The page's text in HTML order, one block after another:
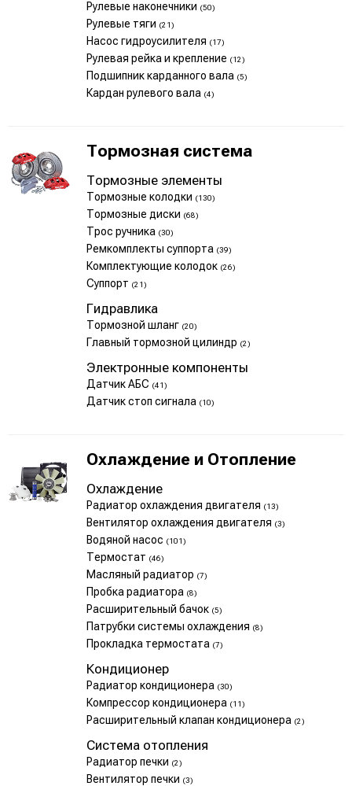
Рулевые наконечники (50)
Рулевые тяги (21)
Насос гидроусилителя (17)
Рулевая рейка и крепление (12)
Подшипник карданного вала (5)
Кардан рулевого вала (4)
Тормозная система
Тормозные элементы
Тормозные колодки (130)
Тормозные диски (68)
Трос ручника (30)
Ремкомплекты суппорта (39)
Комплектующие колодок (26)
Суппорт (21)
Гидравлика
Тормозной шланг (20)
Главный тормозной цилиндр (2)
Электронные компоненты
Датчик АБС (41)
Датчик стоп сигнала (10)
Охлаждение и Отопление
Охлаждение
Радиатор охлаждения двигателя (13)
Вентилятор охлаждения двигателя (3)
Водяной насос (101)
Термостат (46)
Масляный радиатор (7)
Пробка радиатора (8)
Расширительный бачок (5)
Патрубки системы охлаждения (8)
Прокладка термостата (7)
Кондиционер
Радиатор кондиционера (30)
Компрессор кондиционера (11)
Расширительный клапан кондиционера (2)
Система отопления
Радиатор печки (2)
Вентилятор печки (3)